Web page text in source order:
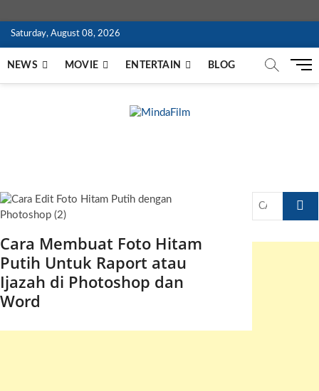
Skip
content
Saturday, August 08, 2026
NEWS MOVIE ENTERTAIN BLOG
M
n
Cara Membuat Foto Hitam
Putih Untuk Raport atau
Ijazah di Photoshop dan
Word
CARI